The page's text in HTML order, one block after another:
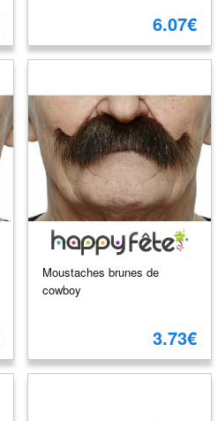
6.07€
Moustaches brunes de
cowboy
3.73€